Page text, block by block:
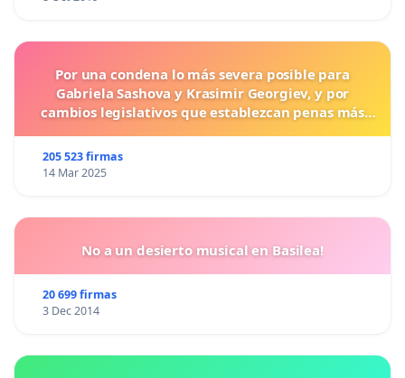
Por una condena lo más severa posible para
Gabriela Sashova y Krasimir Georgiev, y por
cambios legislativos que establezcan penas más
205 523 firmas
14 Mar 2025
No a un desierto musical en Basilea!
20 699 firmas
3 Dec 2014